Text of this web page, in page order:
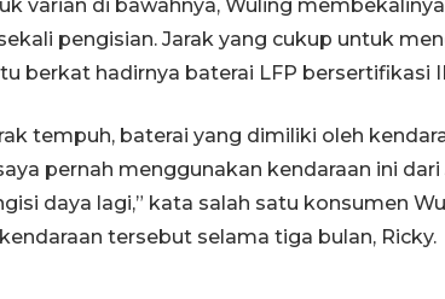
varian di bawahnya, Wuling
pengisian. Jarak yang cukup untuk
berkat hadirnya baterai LFP bersertifikasi
tempuh, baterai yang dimiliki oleh
pernah menggunakan kendaraan ini
daya lagi,” kata salah satu konsumen
tersebut selama tiga bulan, Ricky.